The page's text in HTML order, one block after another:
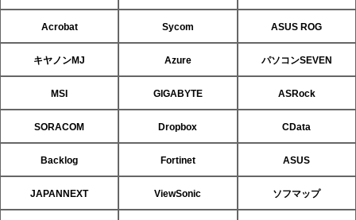
Acrobat Sycom ASUS ROG
キヤノンMJ Azure パソコンSEVEN
MSI GIGABYTE ASRock
SORACOM Dropbox CData
Backlog Fortinet ASUS
JAPANNEXT ViewSonic ソフマップ